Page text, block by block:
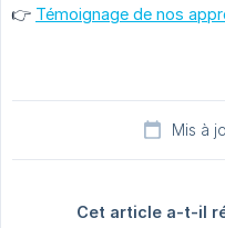
👉 Témoignage de nos
Mis à
Cet article a-t-il